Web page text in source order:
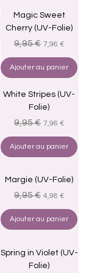
Magic Sweet
Cherry (UV-Folie)
Prix original
9,95 € Prix promotionnel
7,96 €
Ajouter au panier
White Stripes (UV-
Folie)
Prix original
9,95 € Prix promotionnel
7,96 €
Ajouter au panier
Margie (UV-Folie)
Prix original
9,95 € Prix promotionnel
4,98 €
Ajouter au panier
Spring in Violet (UV-
Folie)